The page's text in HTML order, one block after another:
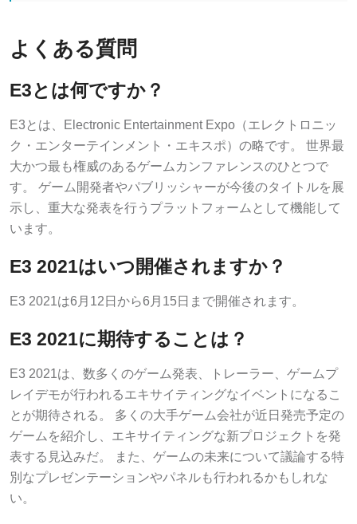
よくある質問
E3とは何ですか？
E3とは、Electronic Entertainment Expo（エレクトロニッ
ク・エンターテインメント・エキスポ）の略です。 世界最
大かつ最も権威のあるゲームカンファレンスのひとつで
す。 ゲーム開発者やパブリッシャーが今後のタイトルを展
示し、重大な発表を行うプラットフォームとして機能して
います。
E3 2021はいつ開催されますか？
E3 2021は6月12日から6月15日まで開催されます。
E3 2021に期待することは？
E3 2021は、数多くのゲーム発表、トレーラー、ゲームプ
レイデモが行われるエキサイティングなイベントになるこ
とが期待される。 多くの大手ゲーム会社が近日発売予定の
ゲームを紹介し、エキサイティングな新プロジェクトを発
表する見込みだ。 また、ゲームの未来について議論する特
別なプレゼンテーションやパネルも行われるかもしれな
い。